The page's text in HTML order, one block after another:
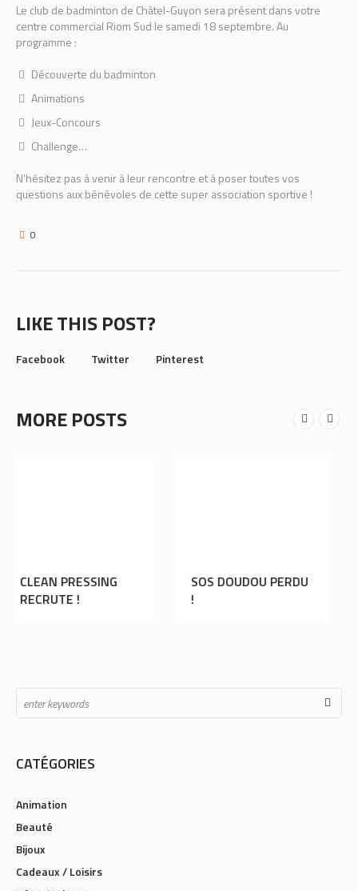
Le club de badminton de Châtel-Guyon sera présent dans votre
centre commercial Riom Sud le samedi 18 septembre. Au
programme :
Découverte du badminton
Animations
Jeux-Concours
Challenge…
N’hésitez pas à venir à leur rencontre et à poser toutes vos
questions aux bénévoles de cette super association sportive !
0
LIKE THIS POST?
Facebook Twitter Pinterest
MORE POSTS
SOS DOUDOU PERDU
L’ASM RUGBY
CATÉGORIES
Animation
Beauté
Bijoux
Cadeaux / Loisirs